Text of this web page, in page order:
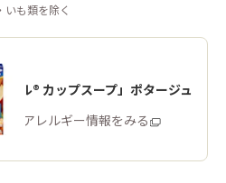
も類を除く
ール® カップスープ」ポタージュ
・アレルギー情報をみる